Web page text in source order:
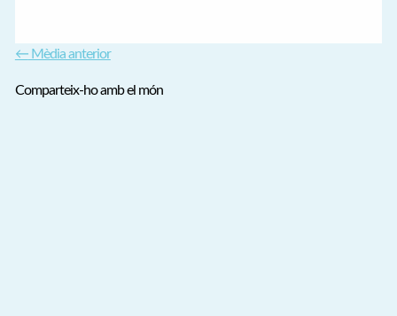
←Mèdia anterior
Comparteix-ho amb el món